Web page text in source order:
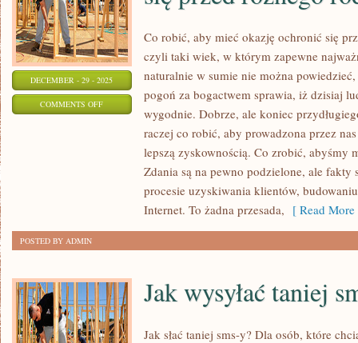
DECEMBER - 29 - 2025
COMMENTS OFFON
RÓŻNEGO
RODZAJU
WIRUSAMI?
Co robić, aby mieć okazję ochronić się
czyli taki wiek, w którym zapewne
naturalnie w sumie nie można
pogoń za bogactwem sprawia, iż dzisiaj
wygodnie. Dobrze, ale koniec
raczej co robić, aby prowadzona przez
lepszą zyskownością. Co zrobić, abyśmy
Zdania są na pewno podzielone, ale fakty
procesie uzyskiwania klientów,
Internet. To żadna przesada, [ Read
POSTED BY ADMIN
Jak wysyłać taniej
Jak słać taniej sms-y? Dla osób, które